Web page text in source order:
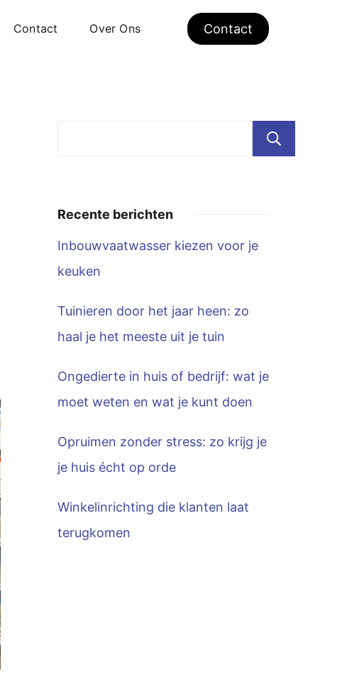
Contact Over Ons Contact
Recente berichten
Inbouwvaatwasser kiezen voor je
keuken
Tuinieren door het jaar heen: zo
haal je het meeste uit je tuin
Ongedierte in huis of bedrijf: wat je
moet weten en wat je kunt doen
Opruimen zonder stress: zo krijg je
je huis écht op orde
Winkelinrichting die klanten laat
terugkomen